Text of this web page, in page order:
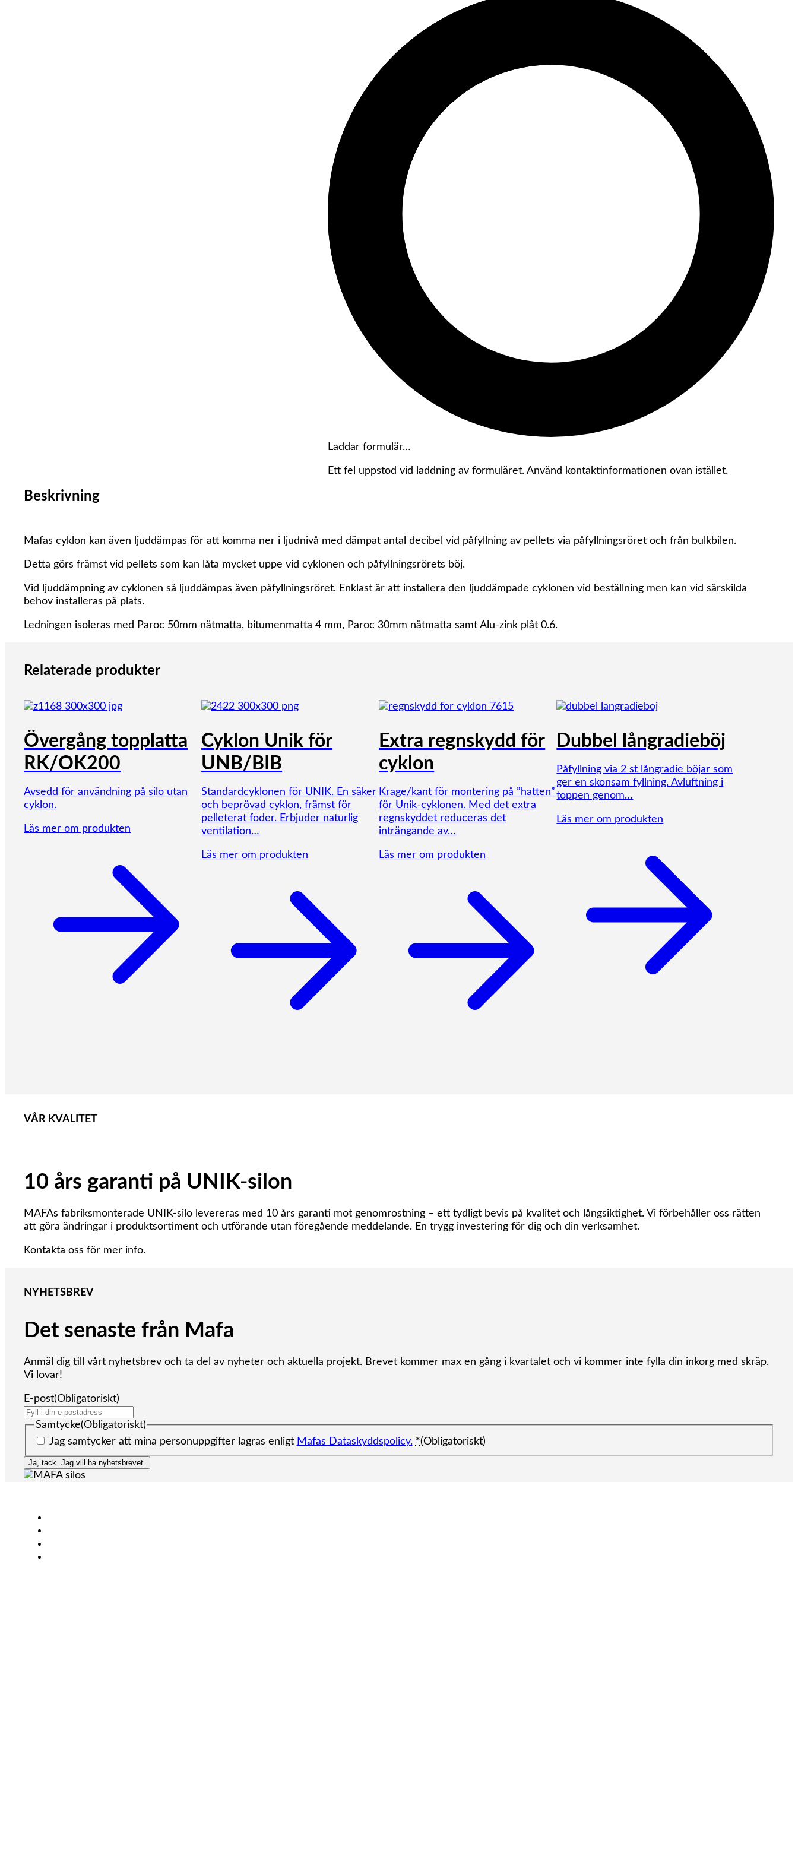
Laddar formulär…
Ett fel uppstod vid laddning av formuläret. Använd kontaktinformationen ovan istället.
Beskrivning
Mafas cyklon kan även ljuddämpas för att komma ner i ljudnivå med dämpat antal decibel vid påfyllning av pellets via påfyllningsröret och från bulkbilen.
Detta görs främst vid pellets som kan låta mycket uppe vid cyklonen och påfyllningsrörets böj.
Vid ljuddämpning av cyklonen så ljuddämpas även påfyllningsröret. Enklast är att installera den ljuddämpade cyklonen vid beställning men kan vid särskilda
behov installeras på plats.
Ledningen isoleras med Paroc 50mm nätmatta, bitumenmatta 4 mm, Paroc 30mm nätmatta samt Alu-zink plåt 0.6.
Relaterade produkter
Övergång topplatta
RK/OK200
Avsedd för användning på silo utan
cyklon.
Läs mer om produkten
Cyklon Unik för
UNB/BIB
Standardcyklonen för UNIK. En säker
och beprövad cyklon, främst för
pelleterat foder. Erbjuder naturlig
ventilation…
Läs mer om produkten
Extra regnskydd för
cyklon
Krage/kant för montering på ”hatten”
för Unik-cyklonen. Med det extra
regnskyddet reduceras det
inträngande av…
Läs mer om produkten
Dubbel långradieböj
Påfyllning via 2 st långradie böjar som
ger en skonsam fyllning. Avluftning i
toppen genom…
Läs mer om produkten
VÅR KVALITET
10 års garanti på UNIK-silon
MAFAs fabriksmonterade UNIK-silo levereras med 10 års garanti mot genomrostning – ett tydligt bevis på kvalitet och långsiktighet. Vi förbehåller oss rätten
att göra ändringar i produktsortiment och utförande utan föregående meddelande. En trygg investering för dig och din verksamhet.
Kontakta oss för mer info.
NYHETSBREV
Det senaste från Mafa
Anmäl dig till vårt nyhetsbrev och ta del av nyheter och aktuella projekt. Brevet kommer max en gång i kvartalet och vi kommer inte fylla din inkorg med skräp.
Vi lovar!
E-post(Obligatoriskt)
Samtycke(Obligatoriskt)
Jag samtycker att mina personuppgifter lagras enligt Mafas Dataskyddspolicy. *(Obligatoriskt)
Ja, tack. Jag vill ha nyhetsbrevet.